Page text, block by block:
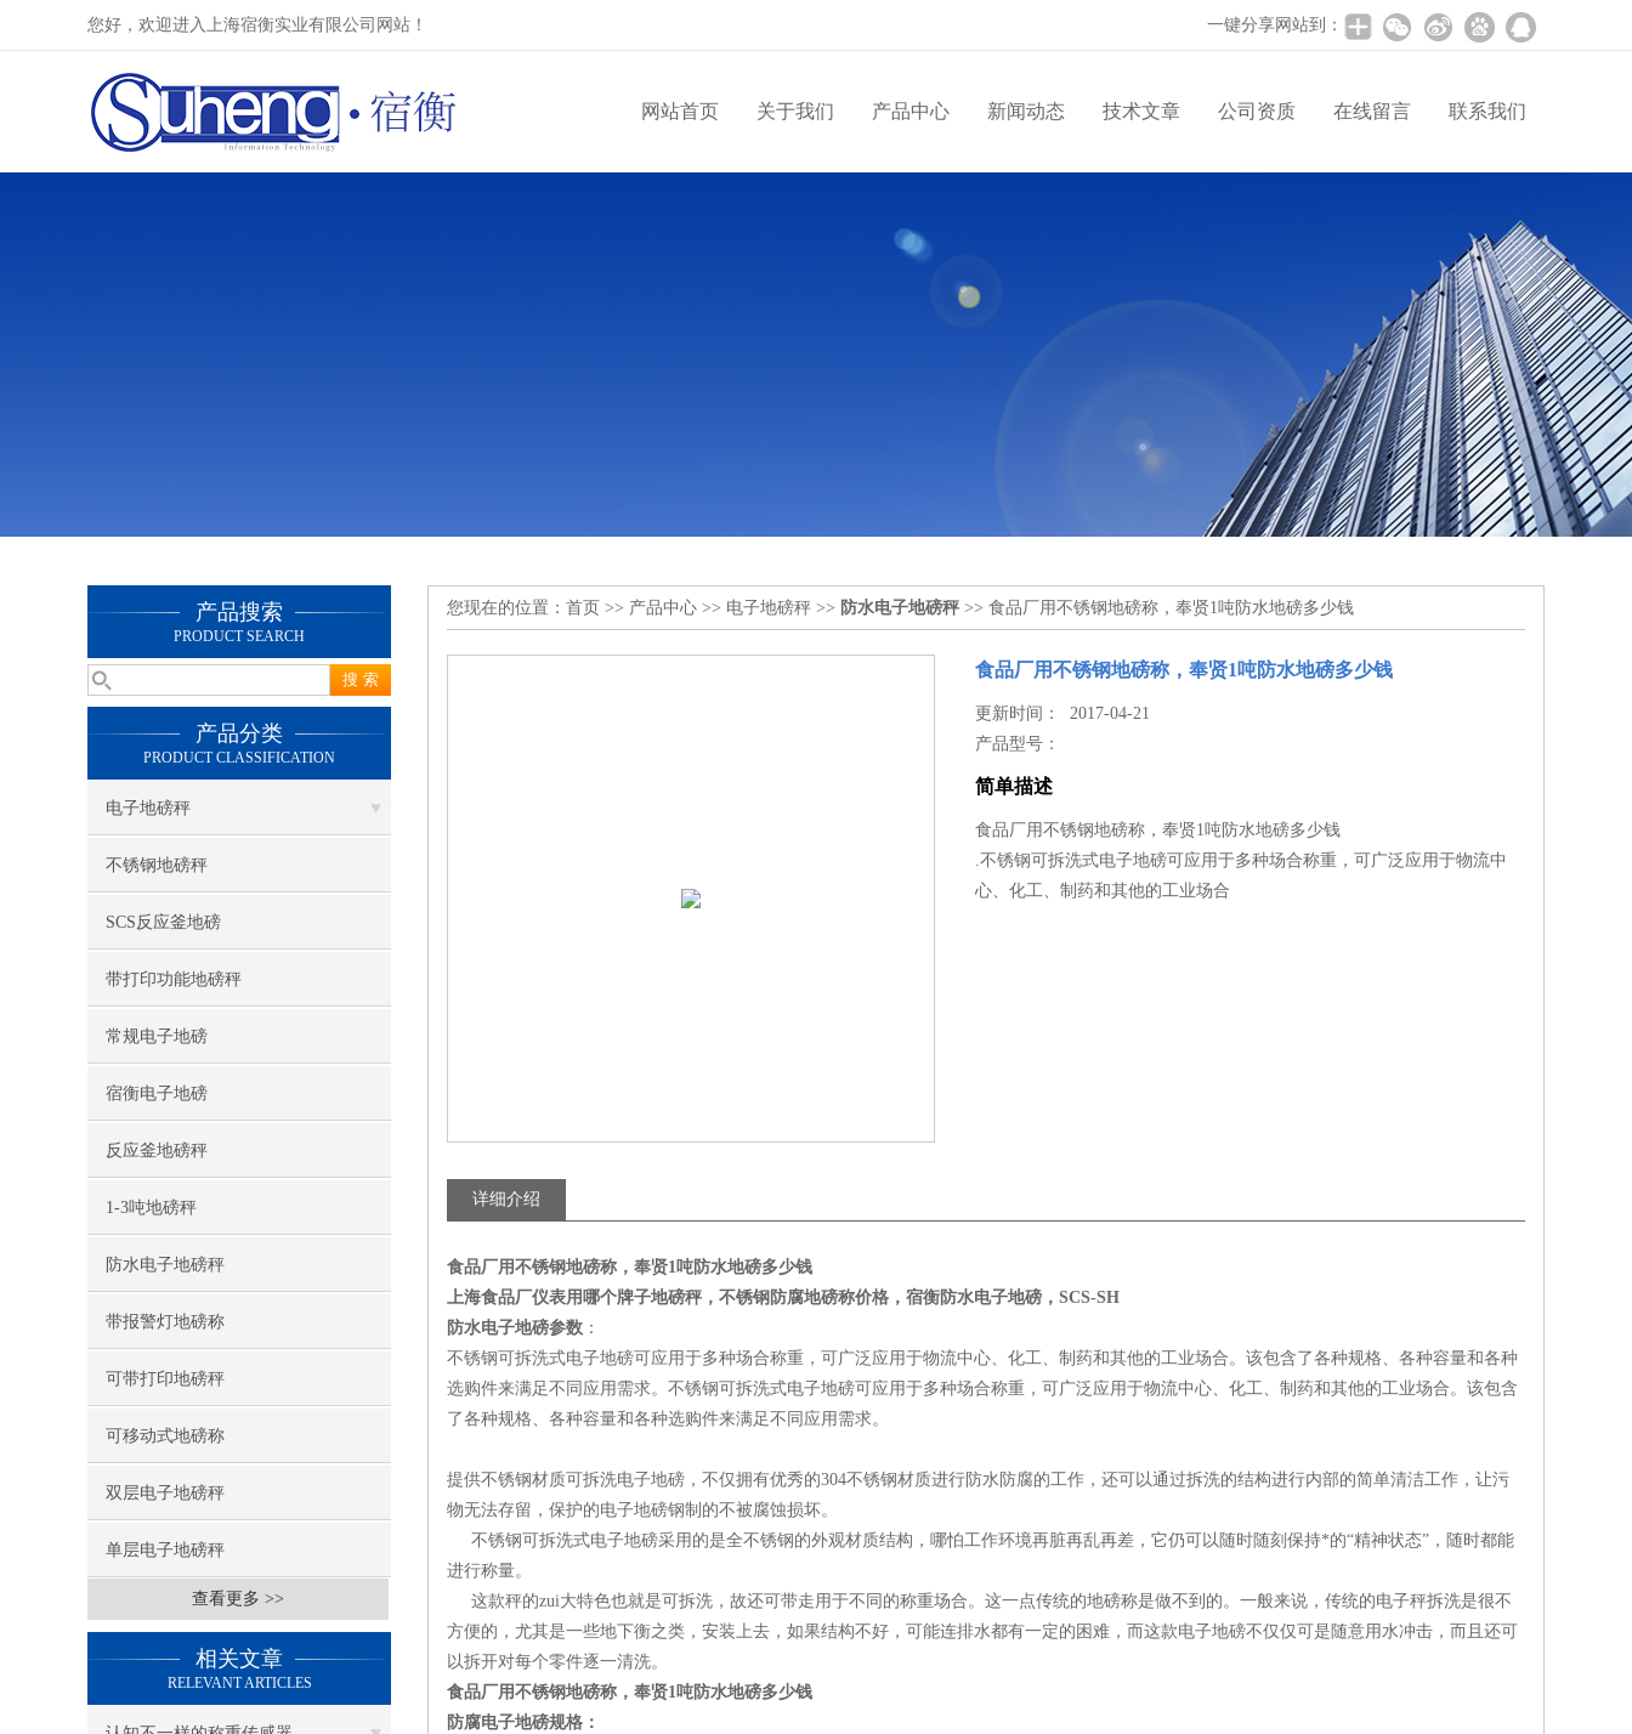
您好，欢迎进入上海宿衡实业有限公司网站！ 一键分享网站到：
网站首页 关于我们 产品中心 新闻动态 技术文章 公司资质 在线留言 联系我们
产品搜索
PRODUCT SEARCH
产品分类
PRODUCT CLASSIFICATION
电子地磅秤
不锈钢地磅秤
SCS反应釜地磅
带打印功能地磅秤
常规电子地磅
宿衡电子地磅
反应釜地磅秤
1-3吨地磅秤
防水电子地磅秤
带报警灯地磅称
可带打印地磅秤
可移动式地磅称
双层电子地磅秤
单层电子地磅秤
查看更多 >>
相关文章
RELEVANT ARTICLES
您现在的位置： 首页 >> 产品中心 >> 电子地磅秤 >> 防水电子地磅秤 >> 食品厂用不锈钢地磅称，奉贤1吨防水地磅多少钱
食品厂用不锈钢地磅称，奉贤1吨防水地磅多少钱
更新时间： 2017-04-21
产品型号：
简单描述
食品厂用不锈钢地磅称，奉贤1吨防水地磅多少钱
.不锈钢可拆洗式电子地磅可应用于多种场合称重，可广泛应用于物流中
心、化工、制药和其他的工业场合
详细介绍
食品厂用不锈钢地磅称，奉贤1吨防水地磅多少钱
上海食品厂仪表用哪个牌子地磅秤，不锈钢防腐地磅称价格，宿衡防水电子地磅，SCS-SH
防水电子地磅参数 ：
不锈钢可拆洗式电子地磅可应用于多种场合称重，可广泛应用于物流中心、化工、制药和其他的工业场合。该包含了各种规格、各种容量和各种
选购件来满足不同应用需求。不锈钢可拆洗式电子地磅可应用于多种场合称重，可广泛应用于物流中心、化工、制药和其他的工业场合。该包含
了各种规格、各种容量和各种选购件来满足不同应用需求。
提供不锈钢材质可拆洗电子地磅，不仅拥有优秀的304不锈钢材质进行防水防腐的工作，还可以通过拆洗的结构进行内部的简单清洁工作，让污
物无法存留，保护的电子地磅钢制的不被腐蚀损坏。
不锈钢可拆洗式电子地磅采用的是全不锈钢的外观材质结构，哪怕工作环境再脏再乱再差，它仍可以随时随刻保持*的“精神状态”，随时都能
进行称量。
这款秤的zui大特色也就是可拆洗，故还可带走用于不同的称重场合。这一点传统的地磅称是做不到的。一般来说，传统的电子秤拆洗是很不
方便的，尤其是一些地下衡之类，安装上去，如果结构不好，可能连排水都有一定的困难，而这款电子地磅不仅仅可是随意用水冲击，而且还可
以拆开对每个零件逐一清洗。
食品厂用不锈钢地磅称，奉贤1吨防水地磅多少钱
防腐电子地磅规格：